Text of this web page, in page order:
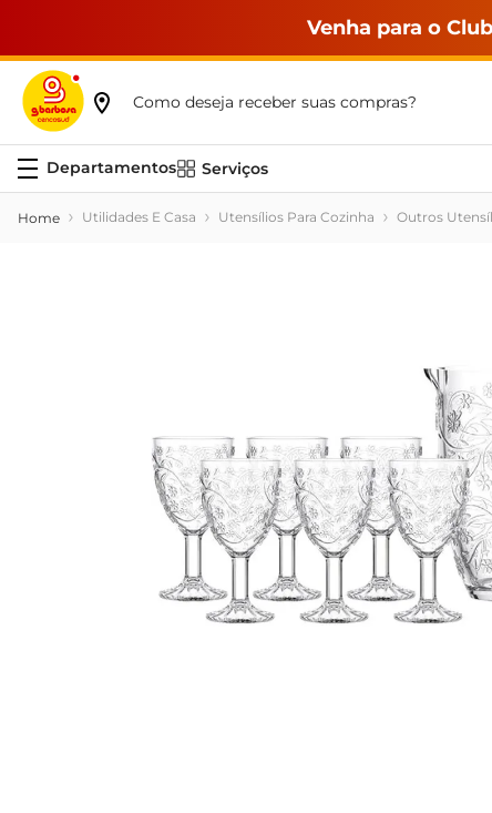
Venha para o
Como deseja receber suas compras?
Serviços
Utilidades E Casa Utensílios Para Cozinha Outros